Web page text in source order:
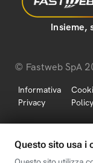
Insieme,
© Fastweb SpA
Informativa
Privacy
Policy